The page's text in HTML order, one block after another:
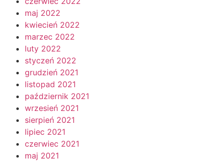
maj 2022
kwiecień 2022
marzec 2022
luty 2022
styczeń 2022
grudzień 2021
listopad 2021
październik 2021
wrzesień 2021
sierpień 2021
lipiec 2021
czerwiec 2021
maj 2021